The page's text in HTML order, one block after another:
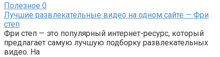
Полезное 0
Лучшие развлекательные видео на одном сайте — Фри
степ
Фри степ — это популярный интернет-ресурс, который
предлагает самую лучшую подборку развлекательных
видео. На